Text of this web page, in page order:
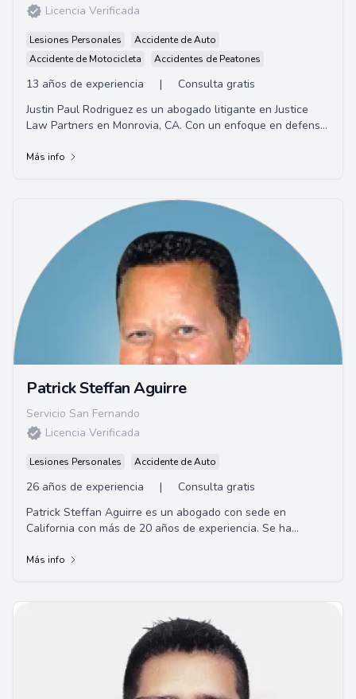
Licencia Verificada
Lesiones Personales
Accidente de Auto
Accidente de Motocicleta
Accidentes de Peatones
13 años de experiencia |
Consulta gratis
Justin Paul Rodriguez es un abogado litigante en Justice
Law Partners en Monrovia, CA. Con un enfoque en defensa
Más info
Patrick Steffan Aguirre
Servicio San Fernando
Licencia Verificada
Lesiones Personales Accidente de Auto
26 años de experiencia |
Consulta gratis
Patrick Steffan Aguirre es un abogado con sede en
California con más de 20 años de experiencia. Se ha
Más info